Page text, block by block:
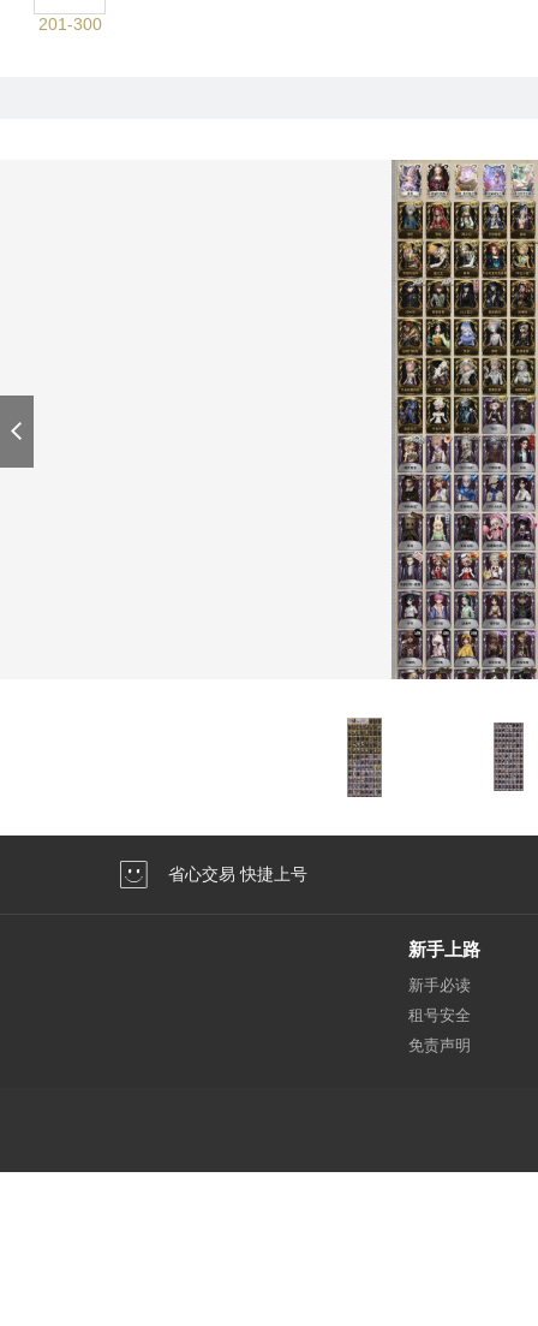
201-300
省心交易 快捷上号
新手上路
新手必读
租号安全
免责声明